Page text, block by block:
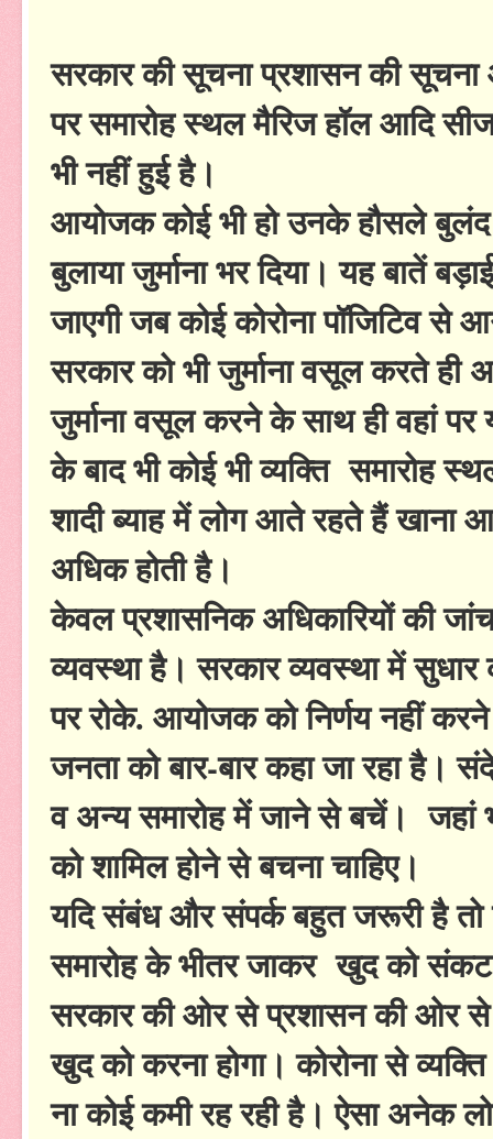
सरकार की सूचना प्रशासन की
पर समारोह स्थल मैरिज हॉल आदि
भी नहीं हुई है।
आयोजक कोई भी हो उनके हौसले बुलंद
बुलाया जुर्माना भर दिया। यह बातें
जाएगी जब कोई कोरोना पॉजिटिव से
सरकार को भी जुर्माना वसूल करते ही
जुर्माना वसूल करने के साथ ही वहां पर
के बाद भी कोई भी व्यक्ति समारोह
शादी ब्याह में लोग आते रहते हैं
अधिक होती है।
केवल प्रशासनिक अधिकारियों की
व्यवस्था है। सरकार व्यवस्था में
पर रोके. आयोजक को निर्णय नहीं
जनता को बार-बार कहा जा रहा है।
व अन्य समारोह में जाने से बचें। जहां
को शामिल होने से बचना चाहिए।
यदि संबंध और संपर्क बहुत जरूरी है
समारोह के भीतर जाकर खुद को
सरकार की ओर से प्रशासन की ओर से
खुद को करना होगा। कोरोना से
ना कोई कमी रह रही है। ऐसा अनेक